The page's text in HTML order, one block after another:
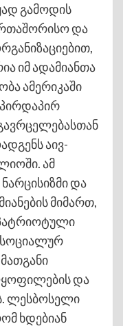
გამოდის
და
იმ ადამიანთა
ამერიკაში
აივ-
ამ
და
მიმართ,
სოციალურ
და
ლესბოსელი
ხდებიან